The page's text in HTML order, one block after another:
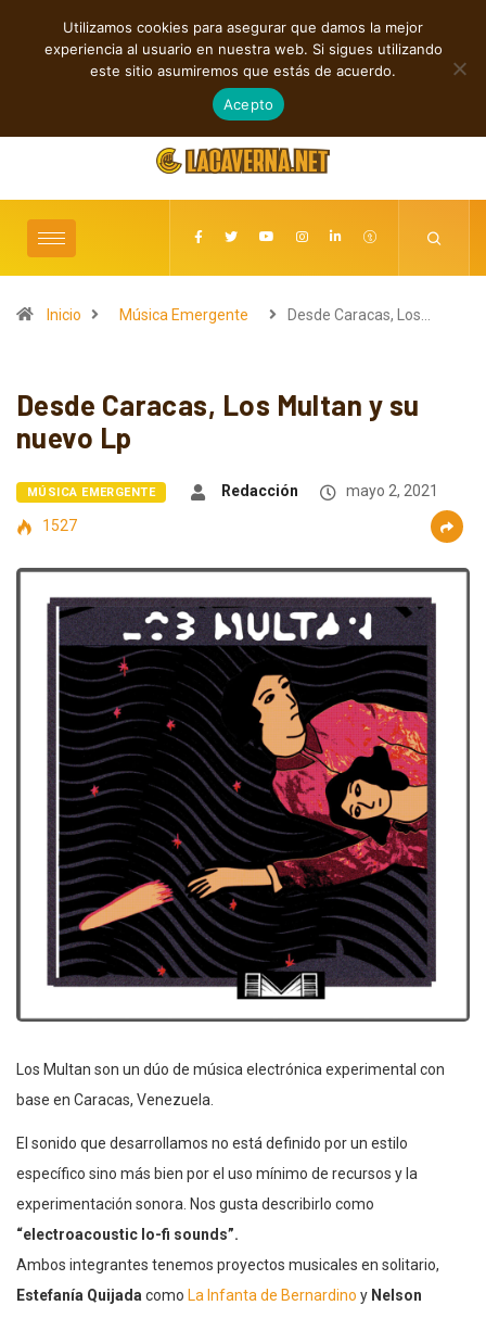
TENDENCIAS
Shaven Primates: Un estallido de Hard Rock contra el control digital
agosto 8, 2026
Inicio Música Emergente Desde Caracas, Los…
Desde Caracas, Los Multan y su
nuevo Lp
MÚSICA EMERGENTE Redacción
mayo 2, 2021
1527
Los Multan son un dúo de música electrónica experimental con
base en Caracas, Venezuela.
El sonido que desarrollamos no está definido por un estilo
específico sino más bien por el uso mínimo de recursos y la
experimentación sonora. Nos gusta describirlo como
“electroacoustic lo-fi sounds”.
Ambos integrantes tenemos proyectos musicales en solitario,
Estefanía Quijada como La Infanta de Bernardino y Nelson
Utilizamos cookies para asegurar que damos la mejor
experiencia al usuario en nuestra web. Si sigues utilizando
este sitio asumiremos que estás de acuerdo.
Acepto